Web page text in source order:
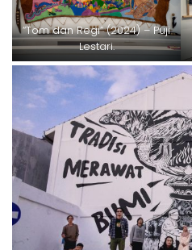
“Tom dan Regi” (2024) – Puji
Lestari.